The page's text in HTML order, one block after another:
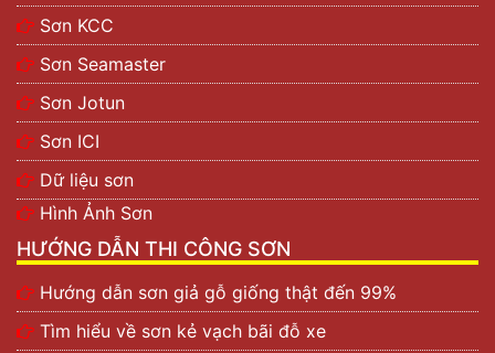
Sơn KCC
Sơn Seamaster
Sơn Jotun
Sơn ICI
Dữ liệu sơn
Hình Ảnh Sơn
HƯỚNG DẪN THI CÔNG SƠN
Hướng dẫn sơn giả gỗ giống thật đến 99%
Tìm hiểu về sơn kẻ vạch bãi đỗ xe